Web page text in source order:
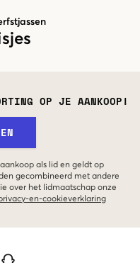
OP JE AANKOOP!
als lid en geldt op
gecombineerd met andere
over het lidmaatschap onze
en-cookieverklaring